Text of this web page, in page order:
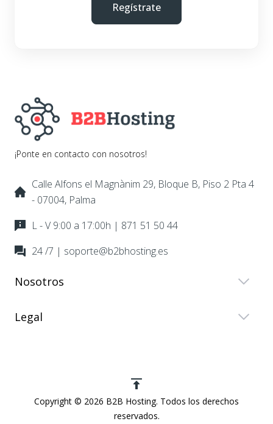
Regístrate
¡Ponte en contacto con nosotros!
Calle Alfons el Magnànim 29, Bloque B, Piso 2 Pta 4
- 07004, Palma
L - V 9:00 a 17:00h | 871 51 50 44
24 /7 | soporte@b2bhosting.es
Nosotros
Legal
Copyright © 2026 B2B Hosting. Todos los derechos
reservados.